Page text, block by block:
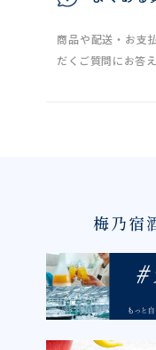
商品や配送・お支
だくご質問にお答
梅乃宿